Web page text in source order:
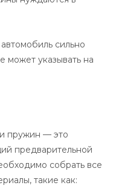
сильно
может указывать на
пружин — это
предварительной
собрать все
такие как: